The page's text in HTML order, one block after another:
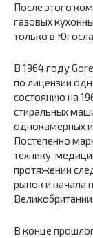
После этого
газовых
только в
В 1964 году
по лицензии
состоянию на
стиральных
однокамерных
Постепенно
технику,
протяжении
рынок и начала
В конце